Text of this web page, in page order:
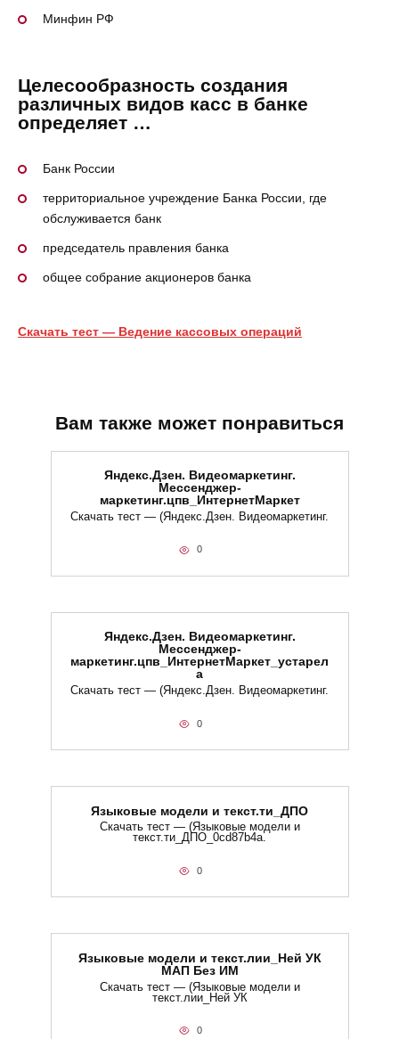
Минфин РФ
Целесообразность создания
различных видов касс в банке
определяет …
Банк России
территориальное учреждение Банка России, где
обслуживается банк
председатель правления банка
общее собрание акционеров банка
Скачать тест — Ведение кассовых операций
Вам также может понравиться
Яндекс.Дзен. Видеомаркетинг.
Мессенджер-
маркетинг.цпв_ИнтернетМаркет
Скачать тест — (Яндекс.Дзен. Видеомаркетинг.
0
Яндекс.Дзен. Видеомаркетинг.
Мессенджер-
маркетинг.цпв_ИнтернетМаркет_устарел
а
Скачать тест — (Яндекс.Дзен. Видеомаркетинг.
0
Языковые модели и текст.ти_ДПО
Скачать тест — (Языковые модели и
текст.ти_ДПО_0cd87b4a.
0
Языковые модели и текст.лии_Ней УК
МАП Без ИМ
Скачать тест — (Языковые модели и
текст.лии_Ней УК
0